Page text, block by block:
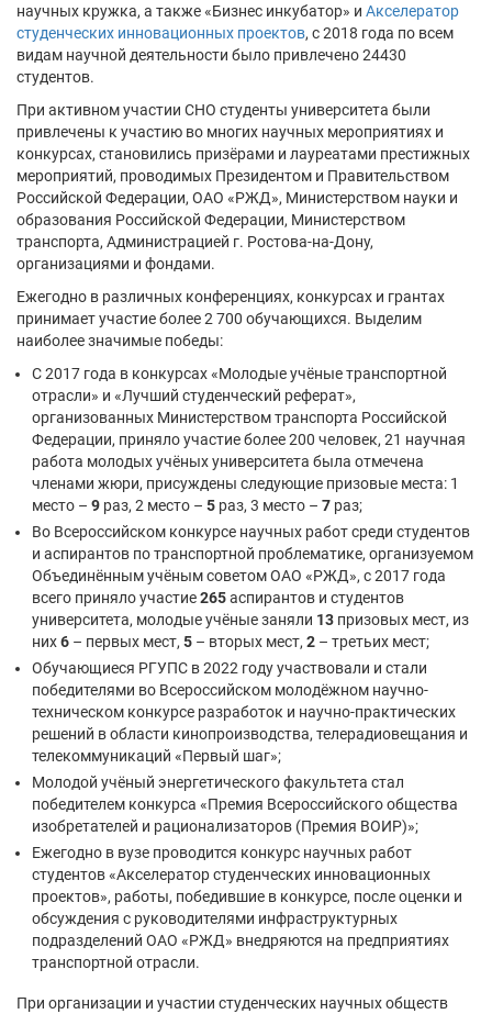
научных кружка, а также «Бизнес инкубатор» и Акселератор
студенческих инновационных проектов, с 2018 года по всем
видам научной деятельности было привлечено 24430
студентов.
При активном участии СНО студенты университета были
привлечены к участию во многих научных мероприятиях и
конкурсах, становились призёрами и лауреатами престижных
мероприятий, проводимых Президентом и Правительством
Российской Федерации, ОАО «РЖД», Министерством науки и
образования Российской Федерации, Министерством
транспорта, Администрацией г. Ростова-на-Дону,
организациями и фондами.
Ежегодно в различных конференциях, конкурсах и грантах
принимает участие более 2 700 обучающихся. Выделим
наиболее значимые победы:
С 2017 года в конкурсах «Молодые учёные транспортной
отрасли» и «Лучший студенческий реферат»,
организованных Министерством транспорта Российской
Федерации, приняло участие более 200 человек, 21 научная
работа молодых учёных университета была отмечена
членами жюри, присуждены следующие призовые места: 1
место – 9 раз, 2 место – 5 раз, 3 место – 7 раз;
Во Всероссийском конкурсе научных работ среди студентов
и аспирантов по транспортной проблематике, организуемом
Объединённым учёным советом ОАО «РЖД», с 2017 года
всего приняло участие265аспирантов и студентов
университета, молодые учёные заняли 13 призовых мест, из
них6 – первых мест, 5 – вторых мест, 2 – третьих мест;
Обучающиеся РГУПС в 2022 году участвовали и стали
победителями во Всероссийском молодёжном научно-
техническом конкурсе разработок и научно-практических
решений в области кинопроизводства, телерадиовещания и
телекоммуникаций «Первый шаг»;
Молодой учёный энергетического факультета стал
победителем конкурса «Премия Всероссийского общества
изобретателей и рационализаторов (Премия ВОИР)»;
Ежегодно в вузе проводится конкурс научных работ
студентов «Акселератор студенческих инновационных
проектов», работы, победившие в конкурсе, после оценки и
обсуждения с руководителями инфраструктурных
подразделений ОАО «РЖД» внедряются на предприятиях
транспортной отрасли.
При организации и участии студенческих научных обществ